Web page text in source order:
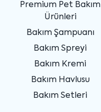
Premium Pet Bakım
Ürünleri
Bakım Şampuanı
Bakım Spreyi
Bakım Kremi
Bakım Havlusu
Bakım Setleri